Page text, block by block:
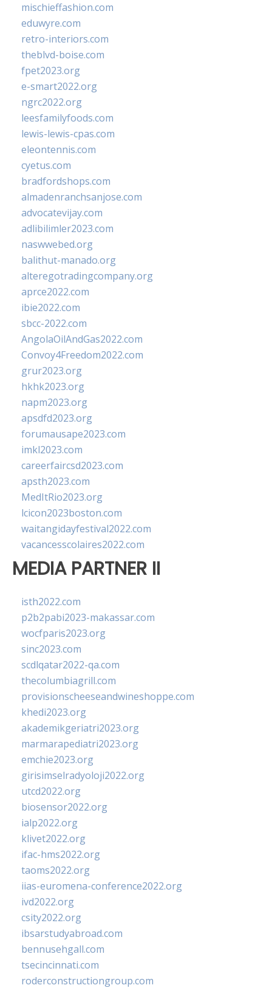
mischieffashion.com
eduwyre.com
retro-interiors.com
theblvd-boise.com
fpet2023.org
e-smart2022.org
ngrc2022.org
leesfamilyfoods.com
lewis-lewis-cpas.com
eleontennis.com
cyetus.com
bradfordshops.com
almadenranchsanjose.com
advocatevijay.com
adlibilimler2023.com
naswwebed.org
balithut-manado.org
alteregotradingcompany.org
aprce2022.com
ibie2022.com
sbcc-2022.com
AngolaOilAndGas2022.com
Convoy4Freedom2022.com
grur2023.org
hkhk2023.org
napm2023.org
apsdfd2023.org
forumausape2023.com
imkl2023.com
careerfaircsd2023.com
apsth2023.com
MedItRio2023.org
lcicon2023boston.com
waitangidayfestival2022.com
vacancesscolaires2022.com
MEDIA PARTNER II
isth2022.com
p2b2pabi2023-makassar.com
wocfparis2023.org
sinc2023.com
scdlqatar2022-qa.com
thecolumbiagrill.com
provisionscheeseandwineshoppe.com
khedi2023.org
akademikgeriatri2023.org
marmarapediatri2023.org
emchie2023.org
girisimselradyoloji2022.org
utcd2022.org
biosensor2022.org
ialp2022.org
klivet2022.org
ifac-hms2022.org
taoms2022.org
iias-euromena-conference2022.org
ivd2022.org
csity2022.org
ibsarstudyabroad.com
bennusehgall.com
tsecincinnati.com
roderconstructiongroup.com